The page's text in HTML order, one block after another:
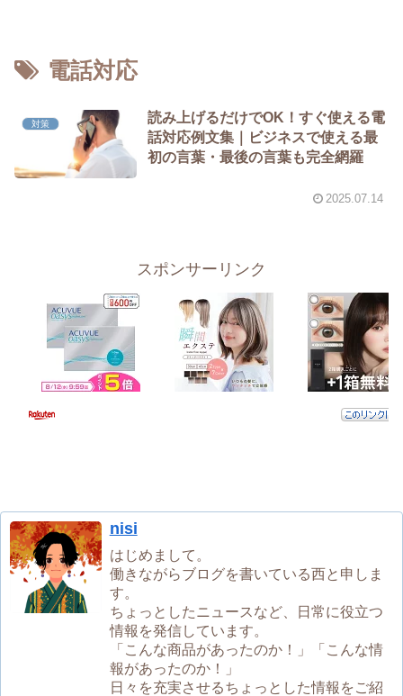
電話対応
対策
読み上げるだけでOK！すぐ使える電
話対応例文集｜ビジネスで使える最
初の言葉・最後の言葉も完全網羅
2025.07.14
スポンサーリンク
nisi
はじめまして。
働きながらブログを書いている西と申しま
す。
ちょっとしたニュースなど、日常に役立つ
情報を発信しています。
「こんな商品があったのか！」「こんな情
報があったのか！」
日々を充実させるちょっとした情報をご紹